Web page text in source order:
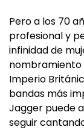
Pero a los 70
profesional y
infinidad de
nombramiento
Imperio
bandas más
Jagger puede
seguir